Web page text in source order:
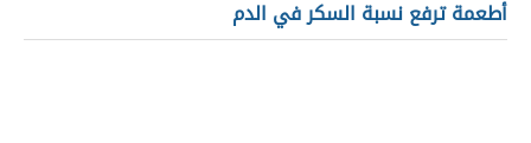
أطعمة ترفع نسبة السكر في الدم